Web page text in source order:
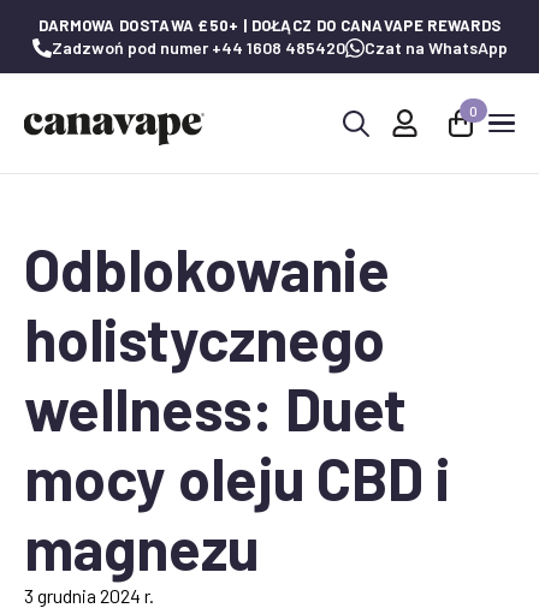
DARMOWA DOSTAWA £50+ | DOŁĄCZ DO CANAVAPE REWARDS
Zadzwoń pod numer +44 1608 485420 Czat na WhatsApp
0
Odblokowanie
holistycznego
wellness: Duet
mocy oleju CBD i
magnezu
3 grudnia 2024 r.